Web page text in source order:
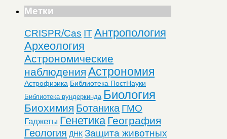
Метки
CRISPR/Cas ITАнтропология
Археология
Астрономические
наблюдения Астрономия
Астрофизика Библиотека ПостНауки
Библиотека вундеркинда Биология
Биохимия Ботаника ГМО
Гаджеты Генетика География
Геология ДНК Защита животных